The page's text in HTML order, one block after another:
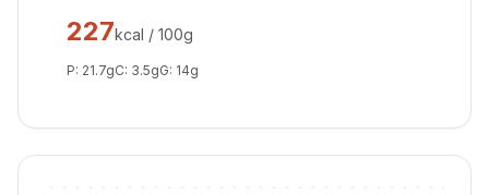
227kcal / 100g
P: 21.7gC: 3.5gG: 14g